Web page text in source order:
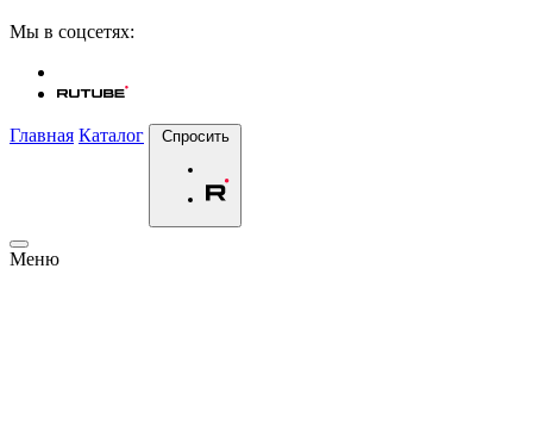
Мы в соцсетях:
Главная Каталог Спросить
Меню